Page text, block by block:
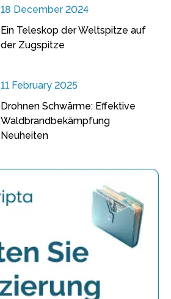
18 December 2024
Ein Teleskop der Weltspitze auf
der Zugspitze
11 February 2025
Drohnen Schwärme: Effektive
Waldbrandbekämpfung
Neuheiten